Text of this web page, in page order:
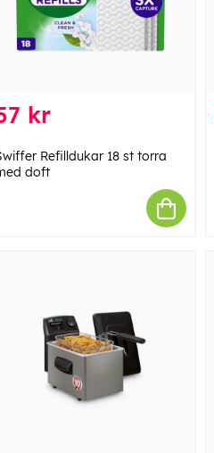
kr
Refilldukar 18 st torra
doft